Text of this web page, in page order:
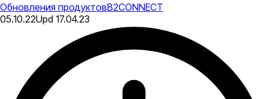
Обновления продуктовB2CONNECT
05.10.22Upd 17.04.23